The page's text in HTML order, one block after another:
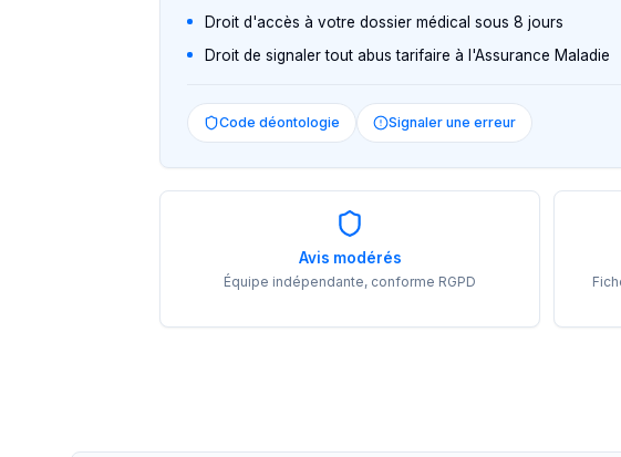
Droit d'accès à votre dossier médical sous 8 jours
Droit de signaler tout abus tarifaire à l'Assurance Maladie
Code déontologie Signaler une erreur
Avis modérés
Équipe indépendante, conforme RGPD